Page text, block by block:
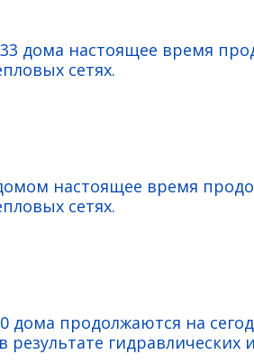
дома настоящее время
сетях.
настоящее время
сетях.
дома продолжаются на